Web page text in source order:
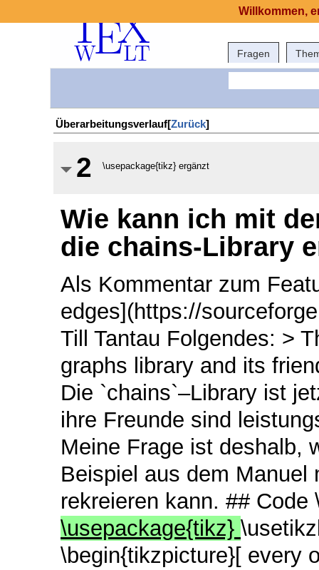
Fragen
Überarbeitungsverlauf[Zurück]
2 \usepackage{tikz} ergänzt
Wie kann ich mit
die chains-Library
Als Kommentar zum
edges](https://
Till Tantau Folgendes: >
graphs library and its
Die `chains`–Library ist
ihre Freunde sind
Meine Frage ist deshalb,
Beispiel aus dem Manuel
rekreieren kann. ##
\usepackage{tikz}
\begin{tikzpicture}[ every
Willkommen,